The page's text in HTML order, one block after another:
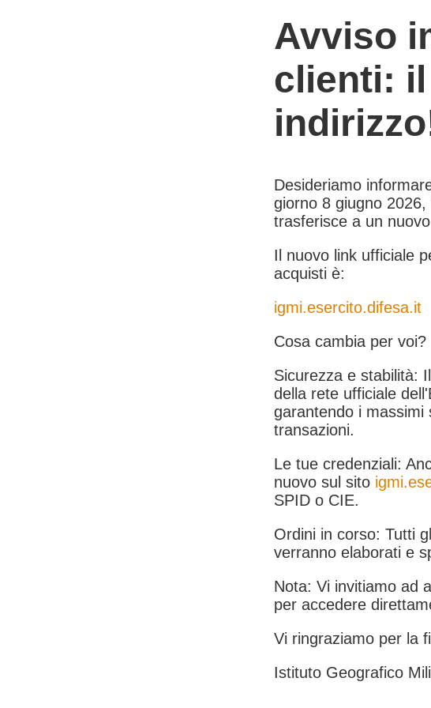
Avviso
clienti:
Desideriamo
giorno 8 giugno
trasferisce a un
Il nuovo link ufficiale
acquisti è:
igmi.esercito.difesa.it
Cosa cambia per voi?
Sicurezza e stabilità:
della rete ufficiale
garantendo i
transazioni.
Le tue credenziali:
nuovo sul sito
SPID o CIE.
Ordini in corso: Tutti
verranno elaborati e
Nota: Vi invitiamo ad
per accedere
Vi ringraziamo per la
Istituto Geografico